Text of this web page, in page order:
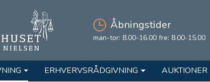
Åbningstider
man-tor: 8.00-16.00 fre: 8.00-15.00
ERHVERVSRÅDGIVNING AUKTIONER